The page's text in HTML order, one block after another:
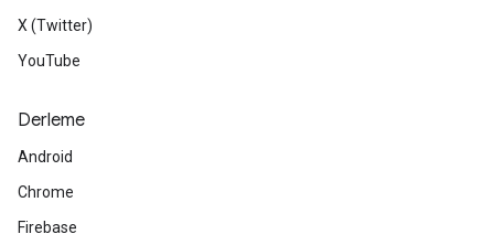
X (Twitter)
YouTube
Derleme
Android
Chrome
Firebase